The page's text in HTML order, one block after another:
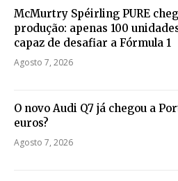
McMurtry Spéirling PURE
produção: apenas 100
capaz de desafiar a Fórmula 1
Agosto 7, 2026
O novo Audi Q7 já chegou a
euros?
Agosto 7, 2026